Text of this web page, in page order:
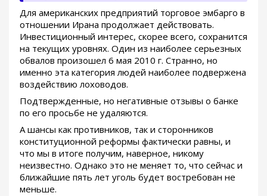
Для американских предприятий торговое эмбарго в
отношении Ирана продолжает действовать.
Инвестиционный интерес, скорее всего, сохранится
на текущих уровнях. Один из наиболее серьезных
обвалов произошел 6 мая 2010 г. Странно, но
именно эта категория людей наиболее подвержена
воздействию лоховодов.
Подтвержденные, но негативные отзывы о банке
по его просьбе не удаляются.
А шансы как противников, так и сторонников
конституционной реформы фактически равны, и
что мы в итоге получим, наверное, никому
неизвестно. Однако это не меняет то, что сейчас и
ближайшие пять лет уголь будет востребован не
меньше.